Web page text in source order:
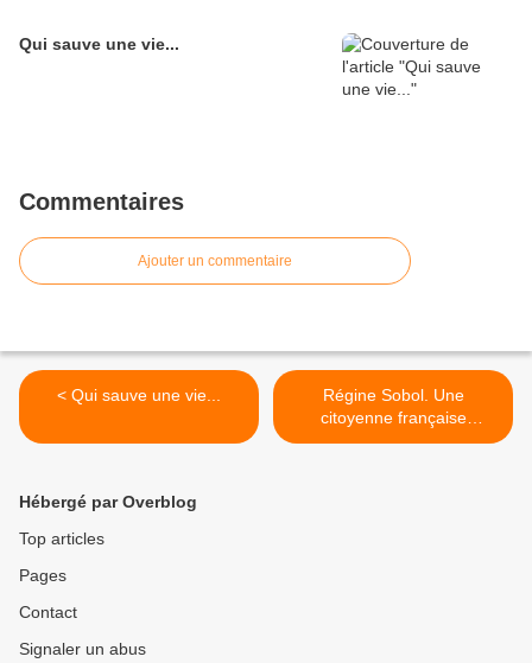
Qui sauve une vie...
Commentaires
Ajouter un commentaire
< Qui sauve une vie...
Régine Sobol. Une
citoyenne française
devenue "sans papiers". >
Hébergé par Overblog
Top articles
Pages
Contact
Signaler un abus